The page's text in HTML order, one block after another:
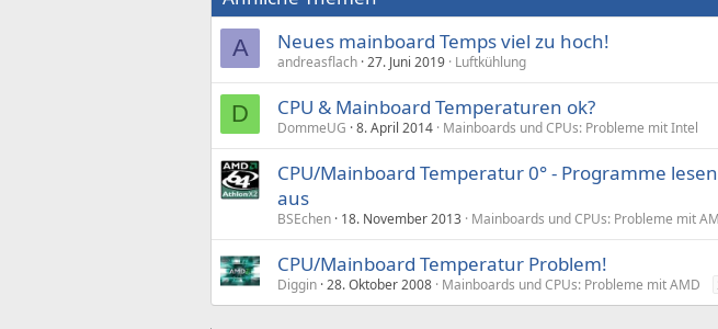
A Neues mainboard Temps viel zu hoch!
andreasflach 27. Juni 2019 Luftkühlung
D CPU & Mainboard Temperaturen ok?
DommeUG 8. April 2014 Mainboards und CPUs: Probleme mit Intel
CPU/Mainboard Temperatur 0° - Programme
aus
BSEchen 18. November 2013 Mainboards und CPUs: Probleme mit
CPU/Mainboard Temperatur Problem!
Diggin 28. Oktober 2008 Mainboards und CPUs: Probleme mit AMD